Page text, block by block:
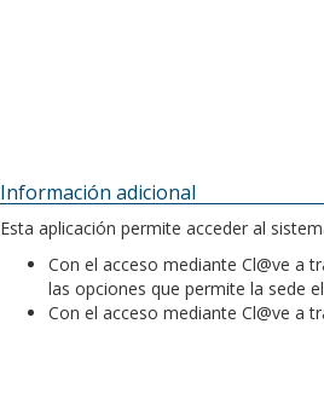
Información adicional
Esta aplicación permite acceder al
Con el acceso mediante Cl@ve a
las opciones que permite la sede
Con el acceso mediante Cl@ve a